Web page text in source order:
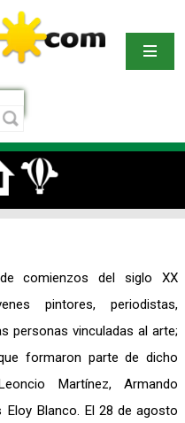
comienzos del siglo XX
pintores, periodistas,
personas vinculadas al arte;
formaron parte de dicho
Martínez, Armando
Eloy Blanco. El 28 de agosto